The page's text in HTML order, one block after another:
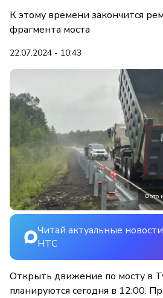
К этому времени закончится
фрагмента моста
22.07.2024 - 10:43
Фото
Читай актуальные
НТС
Открыть движение по мосту в
планируются сегодня в 12:00.